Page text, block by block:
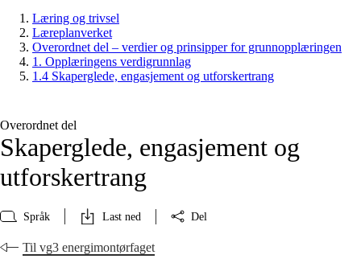
Læring og trivsel
Læreplanverket
Overordnet del – verdier og prinsipper for grunnopplæringen
1. Opplæringens verdigrunnlag
1.4 Skaperglede, engasjement og utforskertrang
Overordnet del
Skaperglede, engasjement og
utforskertrang
Språk Last ned Del
Til vg3 energimontørfaget